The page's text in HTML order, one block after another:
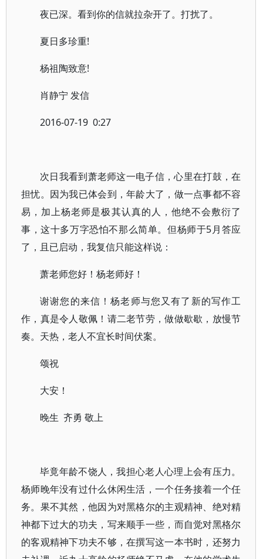
夜已深。看到你的信就拉杂开了。打扰了。
夏日多珍重!
杨祖陶致意!
肖静宁 发信
2016-07-19 0:27
次日我看到萧老师这一电子信，心里在打鼓，在
担忧。因为我已体会到，年龄大了，做一点事都不容
易，加上杨老师是极其认真的人，他绝不会敷衍了
事，这十多万字恐怕不那么简单。但杨师于5月答应
了，且已启动，我复信只能这样说：
萧老师您好！杨老师好！
谢谢您的来信！杨老师与您又有了新的写作工
作，真是令人敬佩！请二老节劳，做做歇歇，放慢节
奏。天热，老人不宜长时间伏案。
颂祝
大安！
晚生 齐勇 敬上
毕竟年龄不饶人，我担心老人心理上会有压力。
杨师晚年没有过什么休闲生活，一个任务接着一个任
务。果不其然，他因为对黑格尔的主观精神、绝对精
神都下过大的功夫，写来顺手一些，而自觉对黑格尔
的客观精神下功夫不够，在撰写这一本书时，还努力